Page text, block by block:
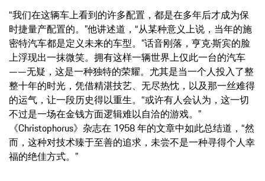
“我们在这辆车上看到的许多配置，都是在多年后才成为保
时捷量产配置的。”他讲述道，“从某种意义上说，当年的施
密特汽车都是定义未来的车型。”话音刚落，亨克·斯宾的脸
上浮现出一抹微笑。拥有这样一辆世界上仅此一台的汽车
——无疑，这是一种独特的荣耀。尤其是当一个人投入了整
整十年的时光，凭借精湛技艺、无尽热忱，以及那一丝难得
的运气，让一段历史得以重生。“或许有人会认为，这一切
不过是一场在金钱方面逻辑难以自洽的游戏。”
《Christophorus》杂志在 1958 年的文章中如此总结道，“然
而，这种对技术臻于至善的追求，未尝不是一种寻得个人幸
福的绝佳方式。”